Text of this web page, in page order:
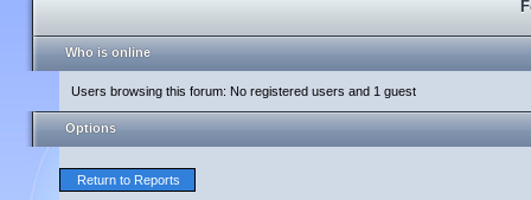
Who is online
Users browsing this forum: No registered users and 1 guest
Options
Return to Reports